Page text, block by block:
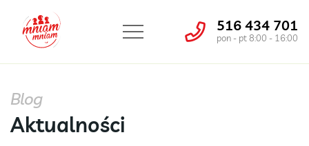
516 434 701
pon - pt 8:00 - 16:00
Blog
Aktualności